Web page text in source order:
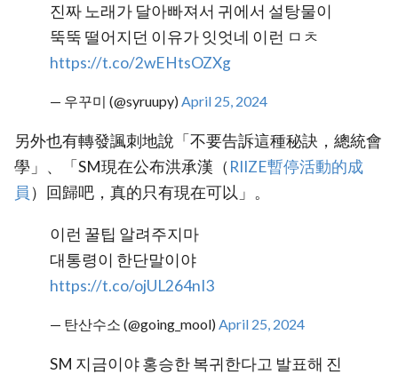
진짜 노래가 달아빠져서 귀에서 설탕물이
뚝뚝 떨어지던 이유가 잇엇네 이런 ㅁㅊ
https://t.co/2wEHtsOZXg
— 우꾸미 (@syruupy)April 25, 2024
另外也有轉發諷刺地說「不要告訴這種秘訣，總統會
學」、「SM現在公布洪承漢（ ‎RIIZE暫停活動的成
員‎ ）回歸吧，真的只有現在可以」。
이런 꿀팁 알려주지마
대통령이 한단말이야
https://t.co/ojUL264nI3
— 탄산수소 (@going_mool)April 25, 2024
SM 지금이야 홍승한 복귀한다고 발표해 진